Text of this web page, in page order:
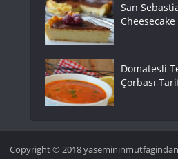
San
Domatesli
Çorbası
Copyright © 2018